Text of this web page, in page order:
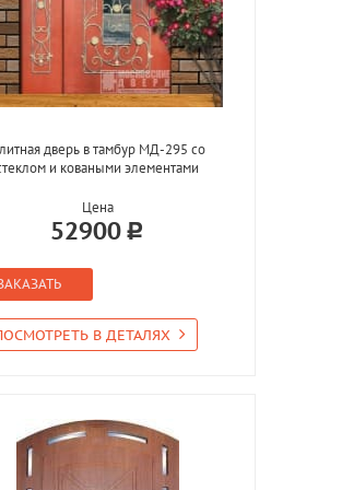
дверь в тамбур МД-295 со
и коваными элементами
Цена
52900
В ДЕТАЛЯХ